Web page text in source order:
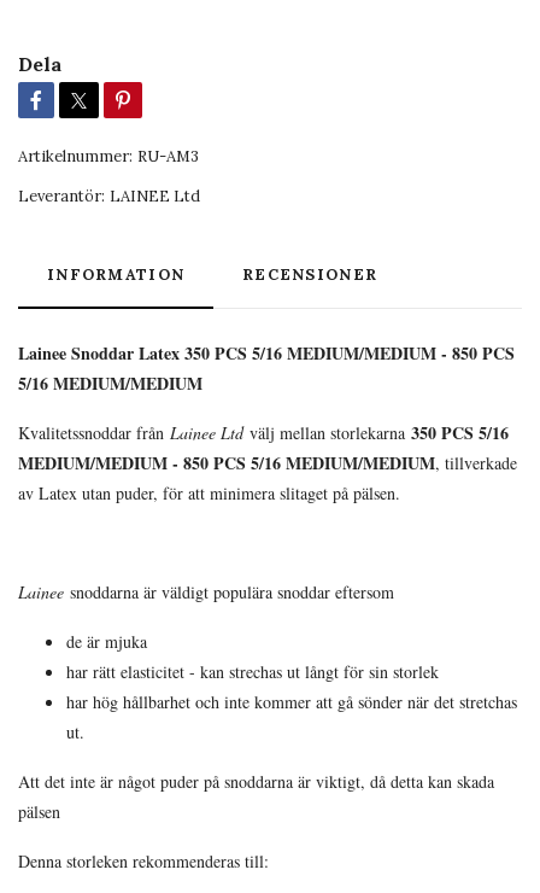
Dela
Artikelnummer: RU-AM3
Leverantör: LAINEE Ltd
INFORMATION RECENSIONER
Lainee Snoddar Latex 350 PCS 5/16 MEDIUM/MEDIUM - 850 PCS
5/16 MEDIUM/MEDIUM
Kvalitetssnoddar från Lainee Ltdvälj mellan storlekarna 350 PCS 5/16
MEDIUM/MEDIUM - 850 PCS 5/16 MEDIUM/MEDIUM, tillverkade
av Latex utan puder, för att minimera slitaget på pälsen.
Lainee snoddarna är väldigt populära snoddar eftersom
de är mjuka
har rätt elasticitet - kan strechas ut långt för sin storlek
har hög hållbarhet och inte kommer att gå sönder när det stretchas
ut.
Att det inte är något puder på snoddarna är viktigt, då detta kan skada
pälsen
Denna storleken rekommenderas till: